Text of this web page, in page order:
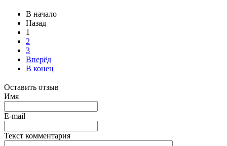
В начало
Назад
1
2
3
Вперёд
В конец
Оставить отзыв
Имя
E-mail
Текст комментария